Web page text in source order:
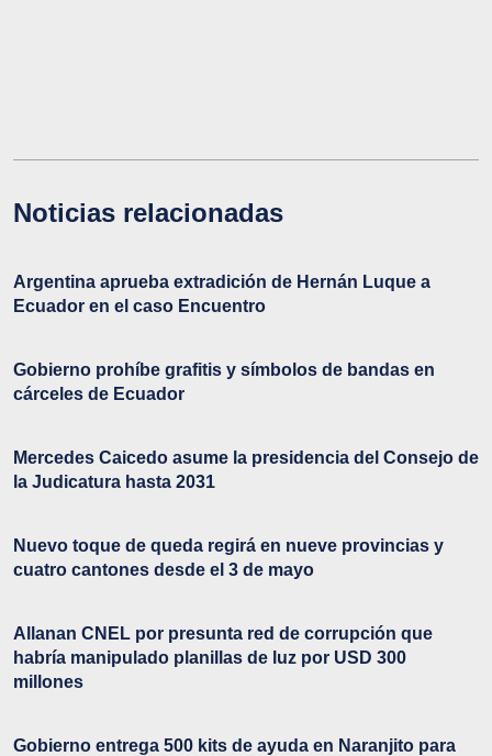
Noticias relacionadas
Argentina aprueba extradición de Hernán Luque a
Ecuador en el caso Encuentro
Gobierno prohíbe grafitis y símbolos de bandas en
cárceles de Ecuador
Mercedes Caicedo asume la presidencia del Consejo de
la Judicatura hasta 2031
Nuevo toque de queda regirá en nueve provincias y
cuatro cantones desde el 3 de mayo
Allanan CNEL por presunta red de corrupción que
habría manipulado planillas de luz por USD 300
millones
Gobierno entrega 500 kits de ayuda en Naranjito para